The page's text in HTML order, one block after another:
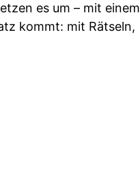
es um – mit einem
kommt: mit Rätseln,